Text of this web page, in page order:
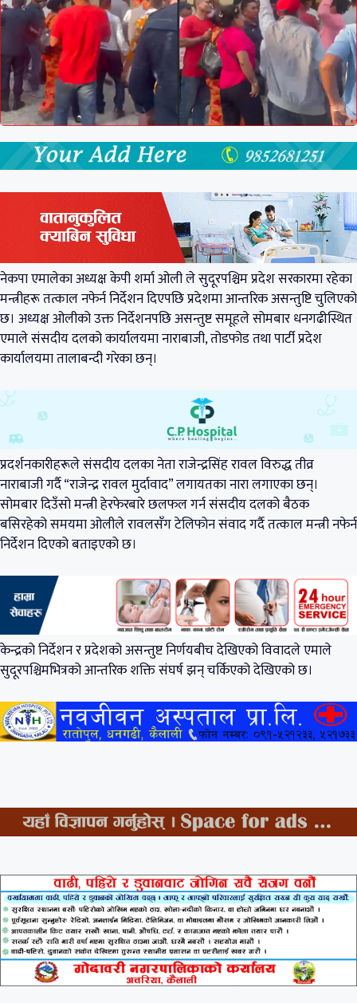
नेकपा एमालेका अध्यक्ष केपी शर्मा ओली ले सुदूरपश्चिम प्रदेश सरकारमा रहेका
मन्त्रीहरू तत्काल नफेर्न निर्देशन दिएपछि प्रदेशमा आन्तरिक असन्तुष्टि चुलिएको
छ। अध्यक्ष ओलीको उक्त निर्देशनपछि असन्तुष्ट समूहले सोमबार धनगढीस्थित
एमाले संसदीय दलको कार्यालयमा नाराबाजी, तोडफोड तथा पार्टी प्रदेश
कार्यालयमा तालाबन्दी गरेका छन्।
प्रदर्शनकारीहरूले संसदीय दलका नेता राजेन्द्रसिंह रावल विरुद्ध तीव्र
नाराबाजी गर्दै “राजेन्द्र रावल मुर्दावाद” लगायतका नारा लगाएका छन्।
सोमबार दिउँसो मन्त्री हेरफेरबारे छलफल गर्न संसदीय दलको बैठक
बसिरहेको समयमा ओलीले रावलसँग टेलिफोन संवाद गर्दै तत्काल मन्त्री नफेर्न
निर्देशन दिएको बताइएको छ।
केन्द्रको निर्देशन र प्रदेशको असन्तुष्ट निर्णयबीच देखिएको विवादले एमाले
सुदूरपश्चिमभित्रको आन्तरिक शक्ति संघर्ष झन् चर्किएको देखिएको छ।